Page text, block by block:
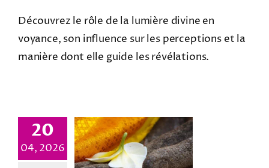
Découvrez le rôle de la lumière divine en
voyance, son influence sur les perceptions et la
manière dont elle guide les révélations.
20
04, 2026